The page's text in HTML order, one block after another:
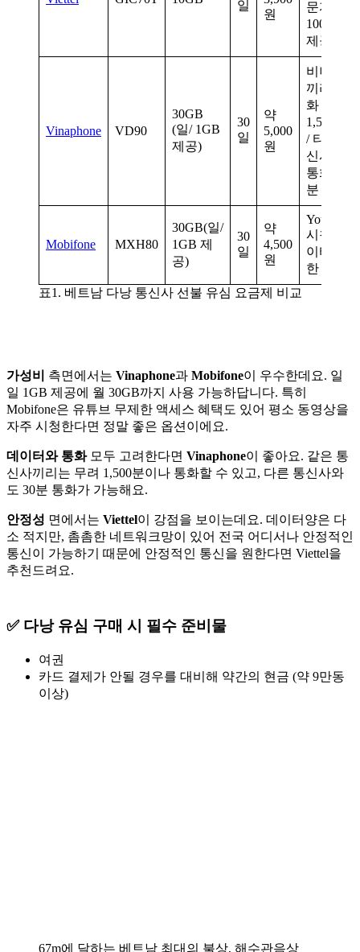
일
원
문자
1000건
제공
Vinaphone VD90
30GB
(일/ 1GB
제공)
30
일
약
5,000
원
비나폰
끼리 통
화
1,500분
/ 타 통
신사 간
통화 30
분 제공
Mobifone MXH80
30GB(일/
1GB 제
공)
30
일
약
4,500
원
Youtube
시청 데
이터 제
한 없음
표1. 베트남 다낭 통신사 선불 유심 요금제 비교
가성비 측면에서는 Vinaphone과 Mobifone이 우수한데요. 일
일 1GB 제공에 월 30GB까지 사용 가능하답니다. 특히
Mobifone은 유튜브 무제한 액세스 혜택도 있어 평소 동영상을
자주 시청한다면 정말 좋은 옵션이에요.
데이터와 통화모두 고려한다면 Vinaphone이 좋아요. 같은 통
신사끼리는 무려 1,500분이나 통화할 수 있고, 다른 통신사와
도 30분 통화가 가능해요.
안정성 면에서는 Viettel이 강점을 보이는데요. 데이터양은 다
소 적지만, 촘촘한 네트워크망이 있어 전국 어디서나 안정적인
통신이 가능하기 때문에 안정적인 통신을 원한다면 Viettel을
추천드려요.
✅ 다낭 유심 구매 시 필수 준비물
여권
카드 결제가 안될 경우를 대비해 약간의 현금 (약 9만동
이상)
67m에 달하는 베트남 최대의 불상, 해수관음상